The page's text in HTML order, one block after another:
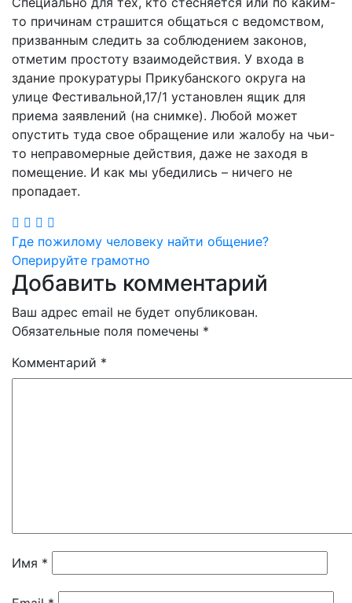
то причинам страшится общаться с ведомством,
призванным следить за соблюдением законов,
отметим простоту взаимодействия. У входа в
здание прокуратуры Прикубанского округа на
улице Фестивальной,17/1 установлен ящик для
приема заявлений (на снимке). Любой может
опустить туда свое обращение или жалобу на чьи-
то неправомерные действия, даже не заходя в
помещение. И как мы убедились – ничего не
пропадает.
Навигация
по
записям
Где пожилому человеку найти общение?
Оперируйте грамотно
Добавить комментарий
Ваш адрес email не будет опубликован.
Обязательные поля помечены *
Комментарий *
Имя *